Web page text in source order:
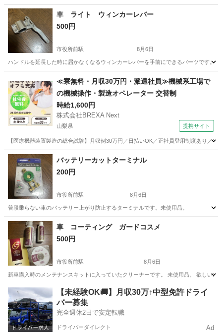
車 ライト ウィンカーレバー
500円
市役所前駅 8月6日
ハンドルを延長した時に届かなくなるウィンカーレバーを手前にできるパーツです。 1
市役所前駅 その他
≪寮無料・月収30万円・派遣社員≫機械系工場で
の機械操作・製造オペレーター 交替制
時給1,600円
株式会社BREXA Next
山梨県 提携サイト
【医療機器装置製造の総合試験】月収例30万円／日払いOK／正社員登用制度あり
山梨 その他
バッテリーカットターミナル
200円
市役所前駅 8月6日
普段乗らない車のバッテリー上がり防止するターミナルです。未使用品。
長野 長野市 その他
車 コーティング ガードコスメ
500円
市役所前駅 8月6日
新車購入時のメンテナンスキットに入っていたクリーナーです。 未使用品。 欲しい方
長野市 市役所前駅 メンテナンス用品
【未経験OK🚚】月収30万↑中型免許ドライ
バー募集
完全週休2日で安定転職
ドライバーダイレクト Ad